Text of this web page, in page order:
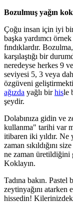
Bozulmuş yağın
Çoğu insan için iyi
başka yardımcı
fındıklardır.
karşılaştığı bir
neredeyse herkes 9
seviyesi 5, 3 veya
özgüveni
ağızda yağlı birhisle
şeydir.
Dolabınıza gidin ve
kullanma" tarihi var
itibaren iki yıldır. Ne
zaman sıkıldığını
ne zaman üretildiğini
Koklayın.
Tadına bakın. Pastel
zeytinyağını
hissedin!